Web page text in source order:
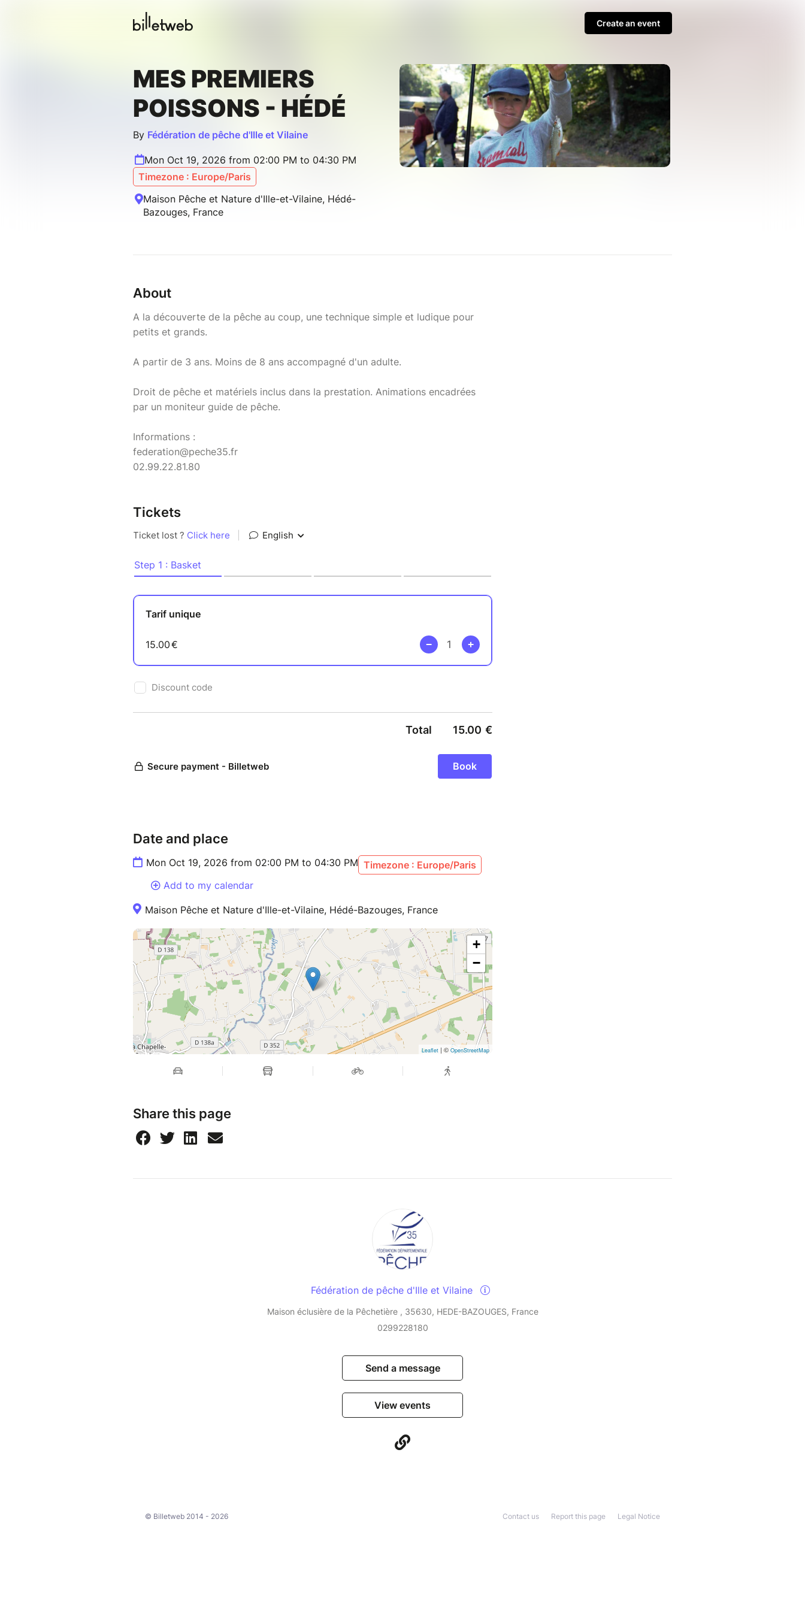
Create an event
MES PREMIERS
POISSONS - HÉDÉ
By Fédération de pêche d'Ille et Vilaine
Mon Oct 19, 2026 from 02:00 PM to 04:30 PM
Timezone : Europe/Paris
Maison Pêche et Nature d'Ille-et-Vilaine, Hédé-
Bazouges, France
About
A la découverte de la pêche au coup, une technique simple et ludique pour
petits et grands.
A partir de 3 ans. Moins de 8 ans accompagné d'un adulte.
Droit de pêche et matériels inclus dans la prestation. Animations encadrées
par un moniteur guide de pêche.
Informations :
federation@peche35.fr
02.99.22.81.80
Tickets
Date and place
Mon Oct 19, 2026 from 02:00 PM to 04:30 PM Timezone : Europe/Paris
Add to my calendar
Maison Pêche et Nature d'Ille-et-Vilaine, Hédé-Bazouges, France
+
−
Leaflet | © OpenStreetMap
Share this page
Fédération de pêche d'Ille et Vilaine
Maison éclusière de la Pêchetière , 35630, HEDE-BAZOUGES, France
0299228180
Send a message
View events
© Billetweb 2014 - 2026 Legal Notice
Report this page
Contact us